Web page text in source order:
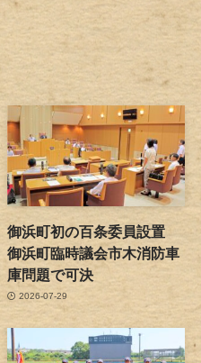
御浜町初の百条委員設置
御浜町臨時議会市木消防車
庫問題で可決
2026-07-29